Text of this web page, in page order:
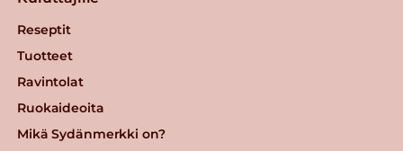
Reseptit
Tuotteet
Ravintolat
Ruokaideoita
Mikä Sydänmerkki on?